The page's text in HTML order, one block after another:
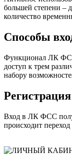
большей степени –
количество
Способы
Функционал ЛК ФСС
доступ к трем
набору
Вход в ЛК ФСС
происходит